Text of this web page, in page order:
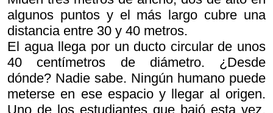
algunos puntos y el más largo cubre una
distancia entre 30 y 40 metros.
El agua llega por un ducto circular de unos
40 centímetros de diámetro. ¿Desde
dónde? Nadie sabe. Ningún humano puede
meterse en ese espacio y llegar al origen.
Uno de los estudiantes que bajó esta vez,